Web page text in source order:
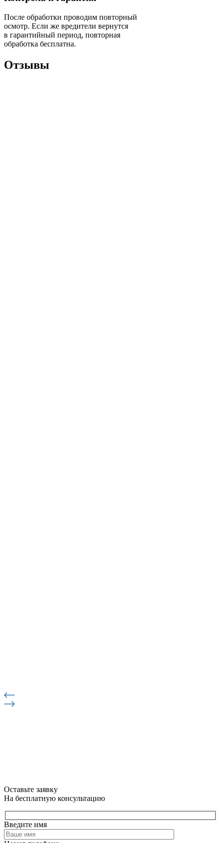
После обработки проводим повторный
осмотр. Если же вредители вернутся
в гарантийный период, повторная
обработка бесплатна.
Отзывы
Оставьте заявку
На бесплатную консультацию
Введите имя